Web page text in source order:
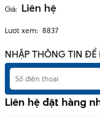
Giá: Liên hệ
Lượt xem: 8837
NHẬP THÔNG TIN
Liên hệ đặt hàng